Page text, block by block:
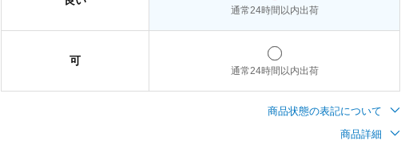
通常24時間以内出荷
可
通常24時間以内出荷
商品状態の表記について
商品詳細